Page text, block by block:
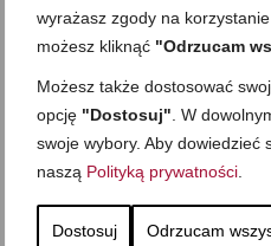
wyrażasz zgody na
możesz kliknąć "Odrzucam
Możesz także dostosować
opcję "Dostosuj" . W
swoje wybory. Aby dowiedzieć
naszą Polityką prywatności
Dostosuj Odrzucam